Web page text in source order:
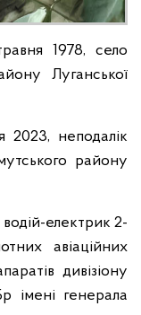
1978, село
Луганської
2023, неподалік
району
електрик 2-
авіаційних
дивізіону
імені генерала